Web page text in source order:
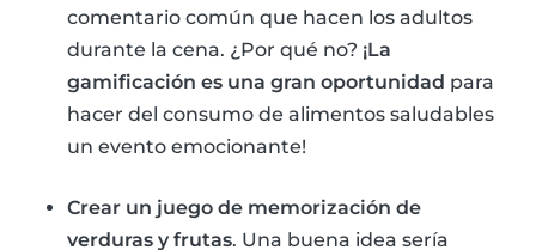
comentario común que hacen los adultos
durante la cena. ¿Por qué no? ¡La
gamificación es una gran oportunidad para
hacer del consumo de alimentos saludables
un evento emocionante!
Crear un juego de memorización de
verduras y frutas. Una buena idea sería